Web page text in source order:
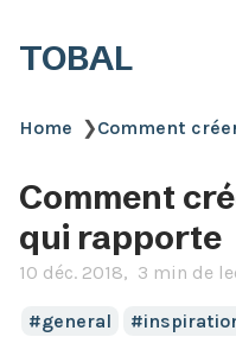
TOBAL
Home ❯Comment
Comment
qui rapporte
10 déc. 2018 3 min de
general